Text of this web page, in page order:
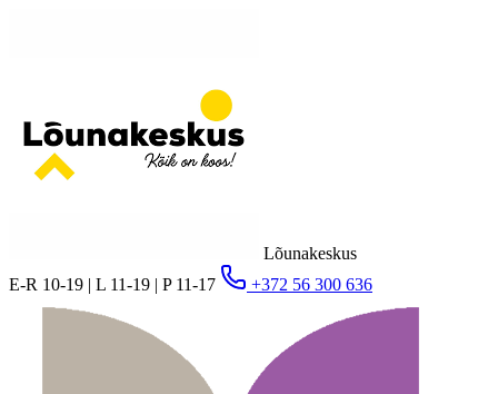
Lõunakeskus
E-R 10-19 | L 11-19 | P 11-17
+372 56 300 636